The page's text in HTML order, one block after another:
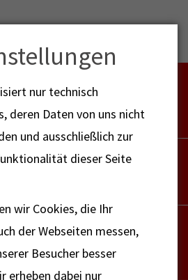
Menu
RETTUNGSDIENST
112
POLIZEI
FÜR HÖRBEHINDERTE
112
nur technisch
deren Daten von uns nicht
und ausschließlich zur
dieser Seite
wir Cookies, die Ihr
der Webseiten messen,
Besucher besser
erheben dabei nur